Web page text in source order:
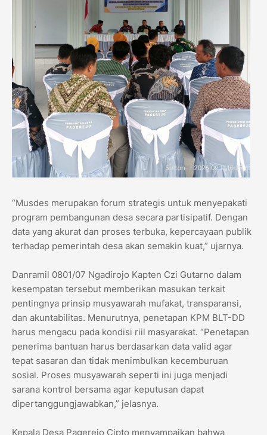
“Musdes merupakan forum strategis untuk menyepakati
program pembangunan desa secara partisipatif. Dengan
data yang akurat dan proses terbuka, kepercayaan publik
terhadap pemerintah desa akan semakin kuat,” ujarnya.
Danramil 0801/07 Ngadirojo Kapten Czi Gutarno dalam
kesempatan tersebut memberikan masukan terkait
pentingnya prinsip musyawarah mufakat, transparansi,
dan akuntabilitas. Menurutnya, penetapan KPM BLT-DD
harus mengacu pada kondisi riil masyarakat. “Penetapan
penerima bantuan harus berdasarkan data valid agar
tepat sasaran dan tidak menimbulkan kecemburuan
sosial. Proses musyawarah seperti ini juga menjadi
sarana kontrol bersama agar keputusan dapat
dipertanggungjawabkan,” jelasnya.
Kepala Desa Pagerejo Cipto menyampaikan bahwa